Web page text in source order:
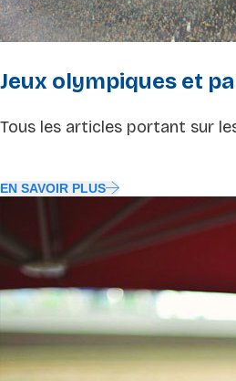
Jeux olympiques et
Tous les articles portant sur
EN SAVOIR PLUS